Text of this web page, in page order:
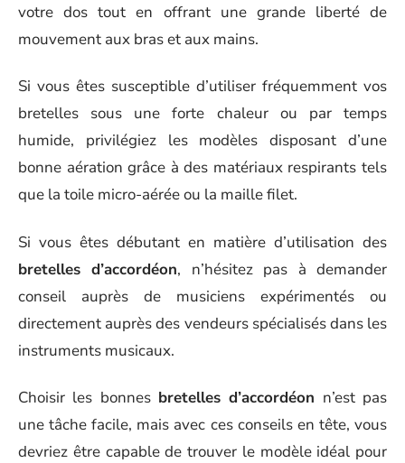
votre dos tout en offrant une grande liberté de
mouvement aux bras et aux mains.
Si vous êtes susceptible d’utiliser fréquemment vos
bretelles sous une forte chaleur ou par temps
humide, privilégiez les modèles disposant d’une
bonne aération grâce à des matériaux respirants tels
que la toile micro-aérée ou la maille filet.
Si vous êtes débutant en matière d’utilisation des
bretelles d’accordéon, n’hésitez pas à demander
conseil auprès de musiciens expérimentés ou
directement auprès des vendeurs spécialisés dans les
instruments musicaux.
Choisir les bonnes bretelles d’accordéon n’est pas
une tâche facile, mais avec ces conseils en tête, vous
devriez être capable de trouver le modèle idéal pour